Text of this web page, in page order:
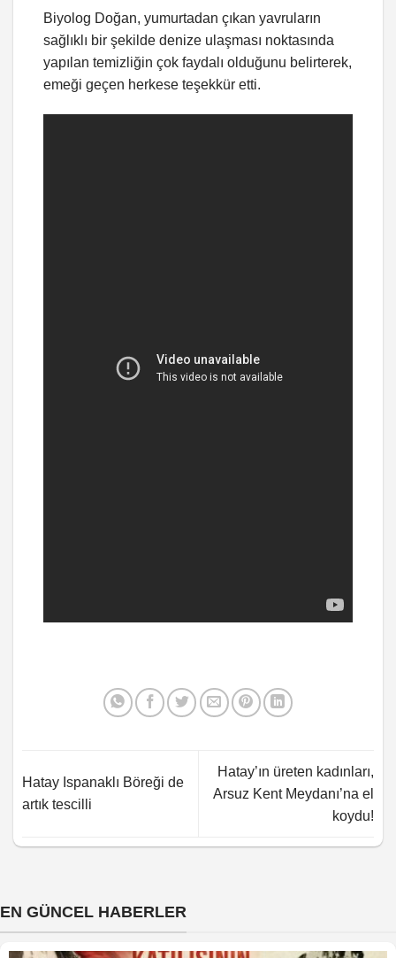
Biyolog Doğan, yumurtadan çıkan yavruların
sağlıklı bir şekilde denize ulaşması noktasında
yapılan temizliğin çok faydalı olduğunu belirterek,
emeği geçen herkese teşekkür etti.
Hatay Ispanaklı Böreği de
artık tescilli
Hatay’ın üreten kadınları,
Arsuz Kent Meydanı’na el
koydu!
EN GÜNCEL HABERLER